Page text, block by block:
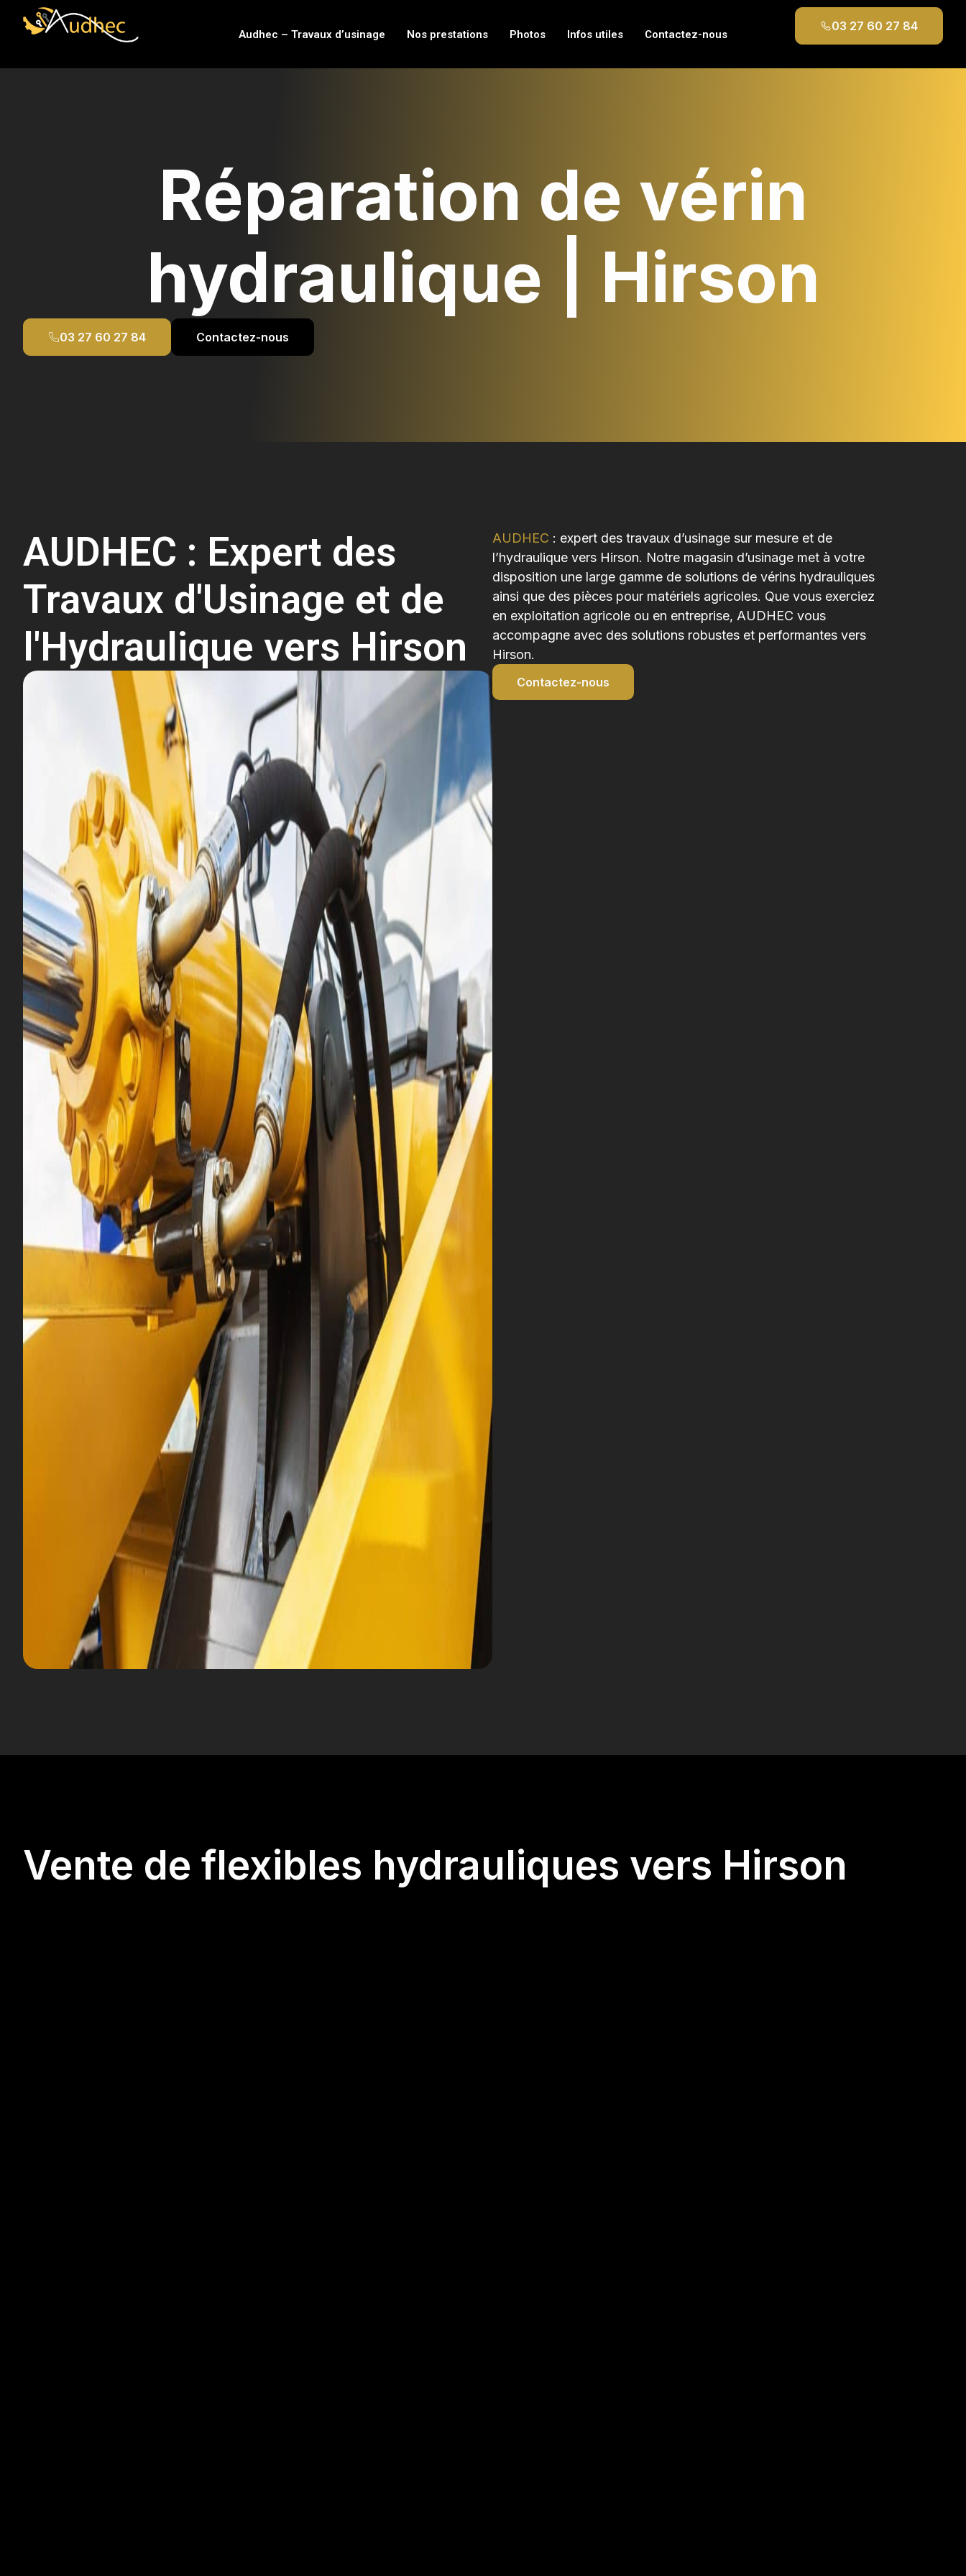
principal
Audhec – Travaux d’usinage Nos prestations Photos Infos utiles Contactez-nous
03 27 60 27 84
Réparation de vérin
hydraulique | Hirson
03 27 60 27 84 Contactez-nous
AUDHEC : Expert des
Travaux d'Usinage et de
l'Hydraulique vers Hirson
AUDHEC : expert des travaux d’usinage sur mesure et de
l’hydraulique vers Hirson. Notre magasin d’usinage met à votre
disposition une large gamme de solutions de vérins hydrauliques
ainsi que des pièces pour matériels agricoles. Que vous exerciez
en exploitation agricole ou en entreprise, AUDHEC vous
accompagne avec des solutions robustes et performantes vers
Hirson.
Contactez-nous
Vente de flexibles hydrauliques vers Hirson